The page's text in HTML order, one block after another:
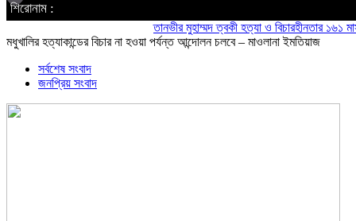
শিরোনাম :
তানভীর মুহাম্মদ ত্বকী হত্যা ও বিচারহীনতার ১৬১ মাস
মধুখালির হত্যাকান্ডের বিচার না হওয়া পর্যন্ত আন্দোলন চলবে – মাওলানা ইমতিয়াজ
সর্বশেষ সংবাদ
জনপ্রিয় সংবাদ